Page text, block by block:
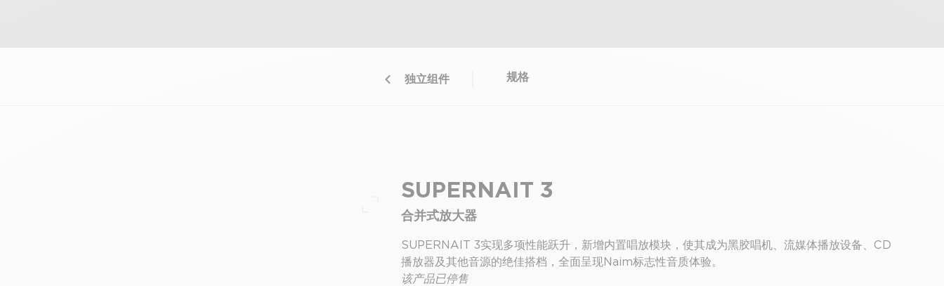
独立组件 规格
SUPERNAIT 3
合并式放大器
SUPERNAIT 3实现多项性能跃升，新增内置唱放模块，使其成为黑胶唱机、流媒体播放设备、CD
播放器及其他音源的绝佳搭档，全面呈现Naim标志性音质体验。
该产品已停售